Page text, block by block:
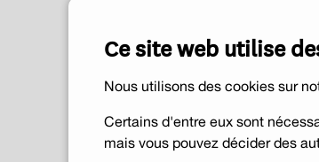
Ce site web utilise
Nous utilisons des cookies sur
Certains d'entre eux sont
mais vous pouvez décider des